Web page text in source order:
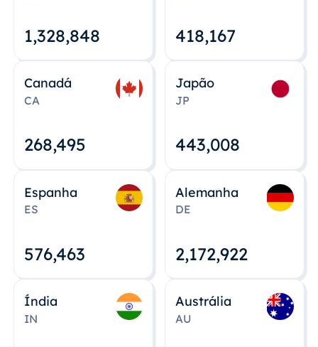
1,328,848 418,167
Canadá
CA
268,495
Japão
JP
443,008
Espanha
ES
576,463
Alemanha
DE
2,172,922
Índia
IN
Austrália
AU